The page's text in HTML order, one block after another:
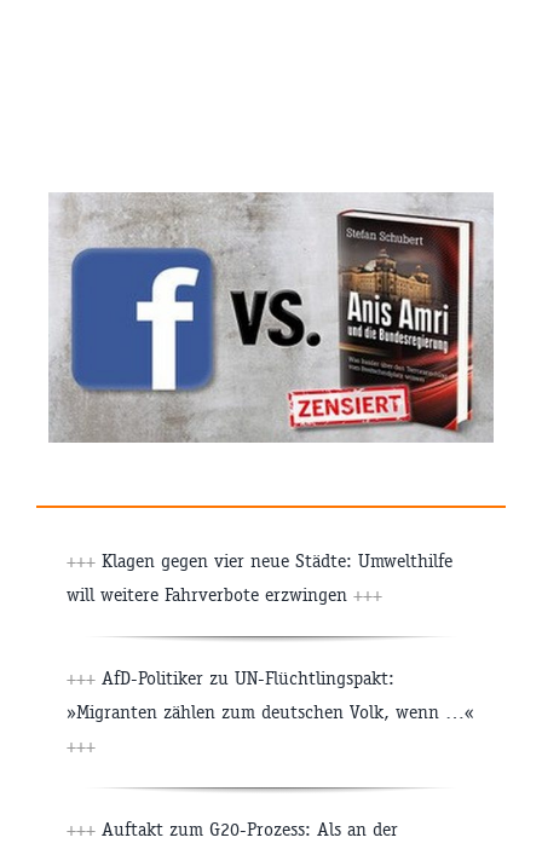
+++ Klagen gegen vier neue Städte: Umwelthilfe
will weitere Fahrverbote erzwingen +++
+++ AfD-Politiker zu UN-Flüchtlingspakt:
»Migranten zählen zum deutschen Volk, wenn …«
+++
+++ Auftakt zum G20-Prozess: Als an der